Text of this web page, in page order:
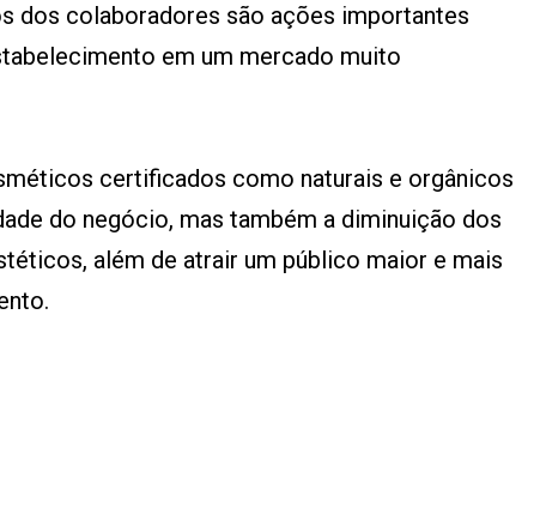
dos colaboradores são ações importantes
em um mercado muito
certificados como naturais e orgânicos
do negócio, mas também a diminuição dos
além de atrair um público maior e mais